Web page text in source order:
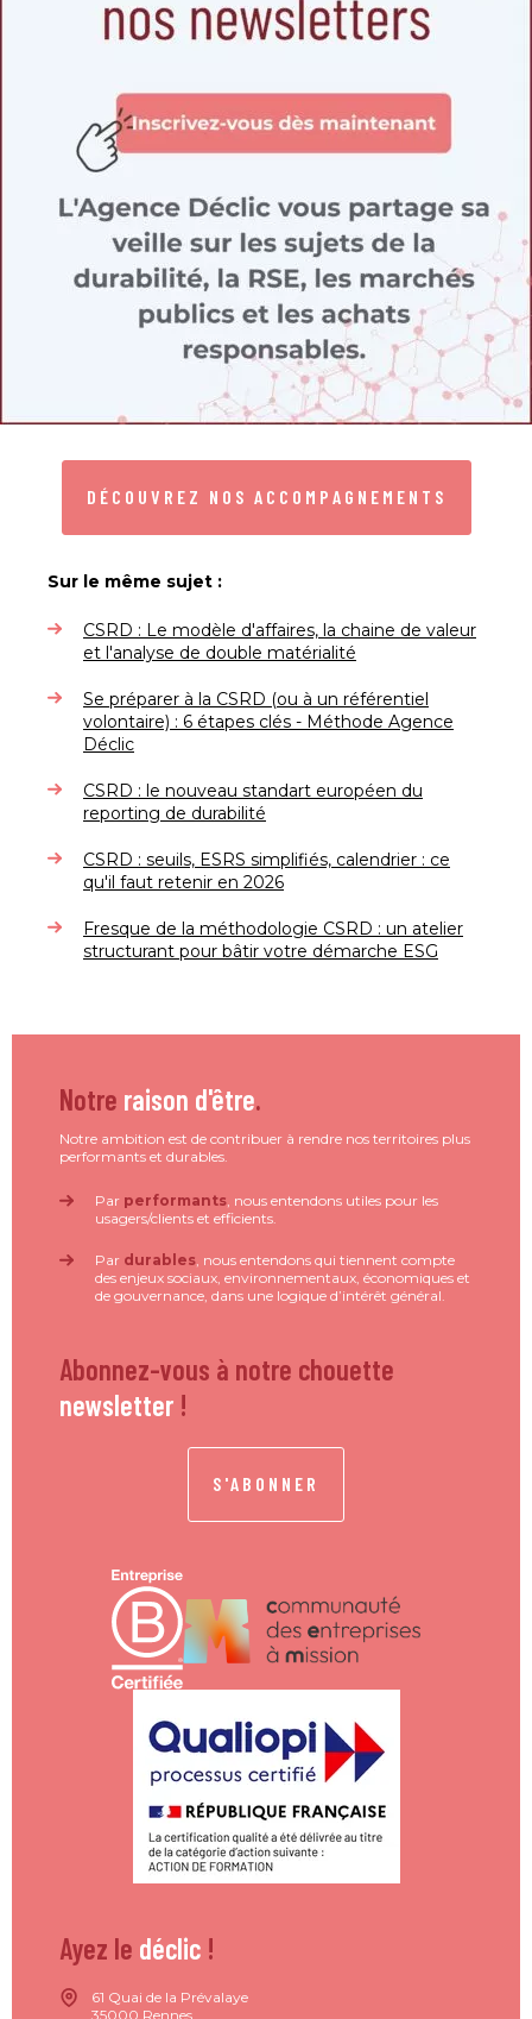
DÉCOUVREZ NOS ACCOMPAGNEMENTS
Sur le même sujet :
CSRD : Le modèle d'affaires, la chaine de valeur
et l'analyse de double matérialité
Se préparer à la CSRD (ou à un référentiel
volontaire) : 6 étapes clés - Méthode Agence
Déclic
CSRD : le nouveau standart européen du
reporting de durabilité
CSRD : seuils, ESRS simplifiés, calendrier : ce
qu'il faut retenir en 2026
Fresque de la méthodologie CSRD : un atelier
structurant pour bâtir votre démarche ESG
Notre raison d'être.
Notre ambition est de contribuer à rendre nos territoires plus
performants et durables.
Par performants , nous entendons utiles pour les
usagers/clients et efficients.
Par durables , nous entendons qui tiennent compte
des enjeux sociaux, environnementaux, économiques et
de gouvernance, dans une logique d’intérêt général.
Abonnez-vous à notre chouette
newsletter !
S'ABONNER
Ayez le déclic !
61 Quai de la Prévalaye
35000 Rennes